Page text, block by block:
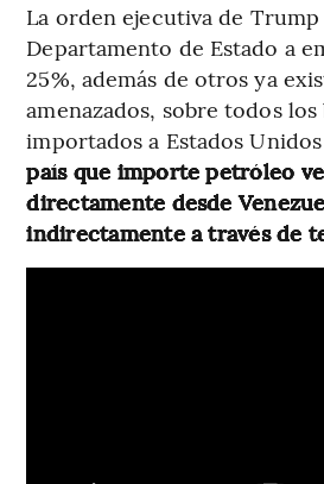
La orden ejecutiva de
Departamento de Estado a
25%, además de otros ya
amenazados, sobre todos los
importados a Estados
país que importe petróleo
directamente desde
indirectamente a través de